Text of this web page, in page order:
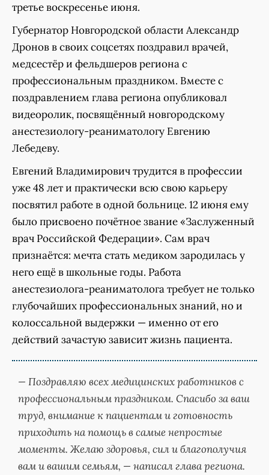
третье воскресенье июня.
Губернатор Новгородской области Александр
Дронов в своих соцсетях поздравил врачей,
медсестёр и фельдшеров региона с
профессиональным праздником. Вместе с
поздравлением глава региона опубликовал
видеоролик, посвящённый новгородскому
анестезиологу-реаниматологу Евгению
Лебедеву.
Евгений Владимирович трудится в профессии
уже 48 лет и практически всю свою карьеру
посвятил работе в одной больнице. 12 июня ему
было присвоено почётное звание «Заслуженный
врач Российской Федерации». Сам врач
признаётся: мечта стать медиком зародилась у
него ещё в школьные годы. Работа
анестезиолога-реаниматолога требует не только
глубочайших профессиональных знаний, но и
колоссальной выдержки — именно от его
действий зачастую зависит жизнь пациента.
— Поздравляю всех медицинских работников с
профессиональным праздником. Спасибо за ваш
труд, внимание к пациентам и готовность
приходить на помощь в самые непростые
моменты. Желаю здоровья, сил и благополучия
вам и вашим семьям, — написал глава региона.